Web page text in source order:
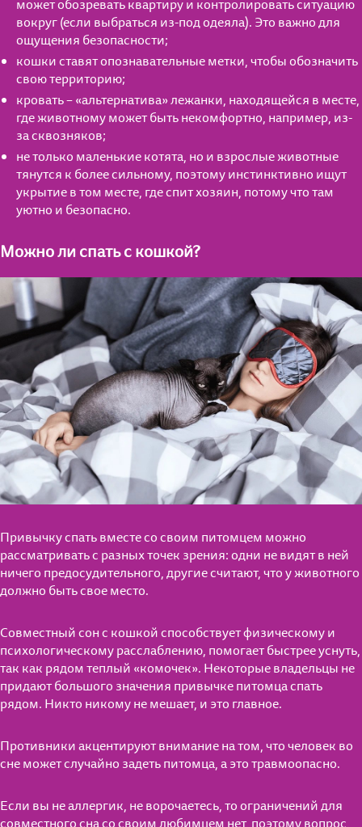
может обозревать квартиру и контролировать ситуацию
вокруг (если выбраться из-под одеяла). Это важно для
ощущения безопасности;
кошки ставят опознавательные метки, чтобы обозначить
свою территорию;
кровать – «альтернатива» лежанки, находящейся в месте,
где животному может быть некомфортно, например, из-
за сквозняков;
не только маленькие котята, но и взрослые животные
тянутся к более сильному, поэтому инстинктивно ищут
укрытие в том месте, где спит хозяин, потому что там
уютно и безопасно.
Можно ли спать с кошкой?
Привычку спать вместе со своим питомцем можно
рассматривать с разных точек зрения: одни не видят в ней
ничего предосудительного, другие считают, что у животного
должно быть свое место.
Совместный сон с кошкой способствует физическому и
психологическому расслаблению, помогает быстрее уснуть,
так как рядом теплый «комочек». Некоторые владельцы не
придают большого значения привычке питомца спать
рядом. Никто никому не мешает, и это главное.
Противники акцентируют внимание на том, что человек во
сне может случайно задеть питомца, а это травмоопасно.
Если вы не аллергик, не ворочаетесь, то ограничений для